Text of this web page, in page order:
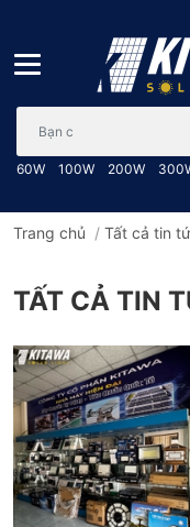
60W 100W 200W
Trang chủ / Tất cả tin
TẤT CẢ TIN